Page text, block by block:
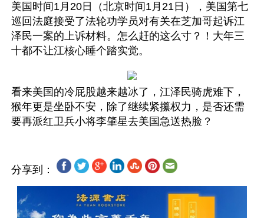
美国时间1月20日（北京时间1月21日），美国第七
巡回法庭接受了法轮功学员对有关在芝加哥起诉江
泽民一案的上诉材料。怎么赶的这么寸？！大年三
十都不让江核心睡个踏实觉。
看来美国的冷屁股越来越冰了，江泽民骑虎难下，
猴年更是坐卧不安，除了继续紧攥权力，是否还需
分享到：